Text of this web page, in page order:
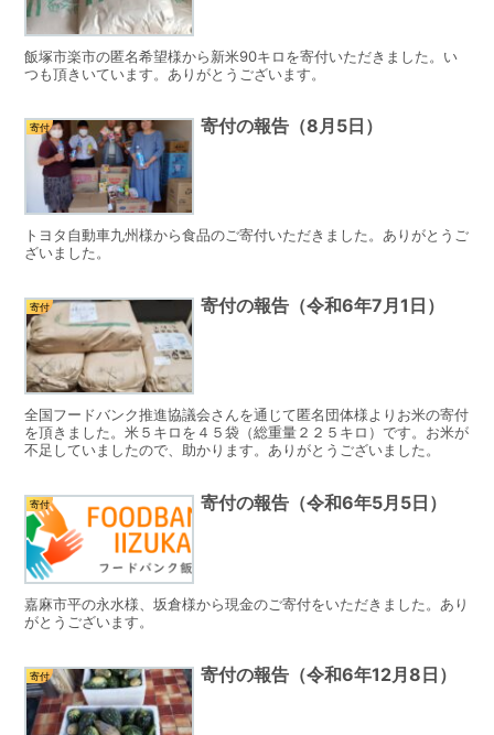
飯塚市楽市の匿名希望様から新米90キロを寄付いただきました。い
つも頂きいています。ありがとうございます。
寄付 寄付の報告（8月5日）
トヨタ自動車九州様から食品のご寄付いただきました。ありがとうご
ざいました。
寄付 寄付の報告（令和6年7月1日）
全国フードバンク推進協議会さんを通じて匿名団体様よりお米の寄付
を頂きました。米５キロを４５袋（総重量２２５キロ）です。お米が
不足していましたので、助かります。ありがとうございました。
寄付 寄付の報告（令和6年5月5日）
嘉麻市平の永水様、坂倉様から現金のご寄付をいただきました。あり
がとうございます。
寄付 寄付の報告（令和6年12月8日）